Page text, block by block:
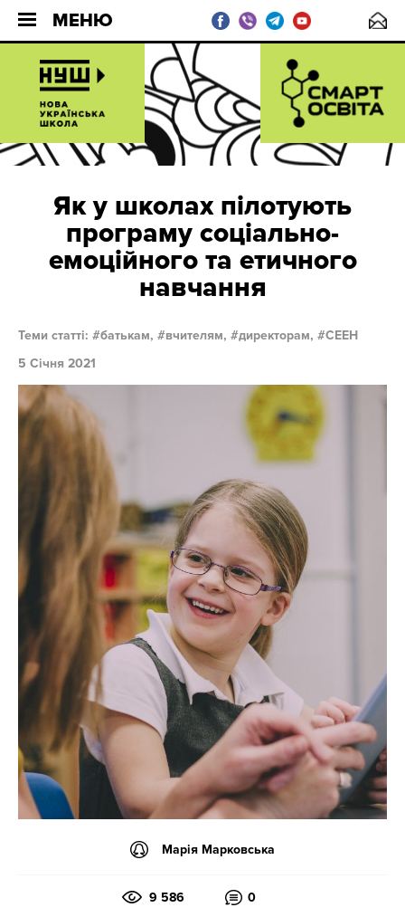
МЕНЮ
Як у школах пілотують
програму соціально-
емоційного та етичного
навчання
Теми статті: батькам, вчителям, директорам,
СЕЕН
5 Січня 2021
Марія Марковська
9 586 0